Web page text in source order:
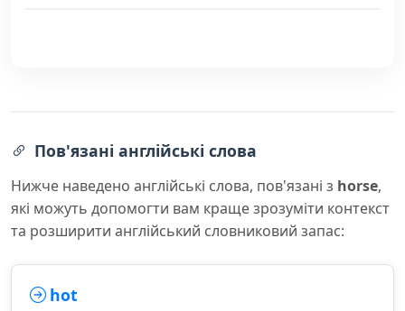
Пов'язані англійські слова
Нижче наведено англійські слова, пов'язані з horse,
які можуть допомогти вам краще зрозуміти контекст
та розширити англійський словниковий запас:
hot